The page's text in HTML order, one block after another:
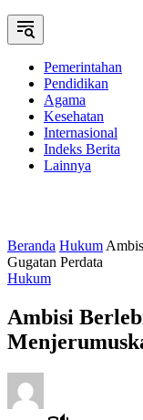
Pemerintahan
Pendidikan
Agama
Kesehatan
Internasional
Indeks Berita
Lainnya
Beranda Hukum
Gugatan Perdata
Hukum
Ambisi